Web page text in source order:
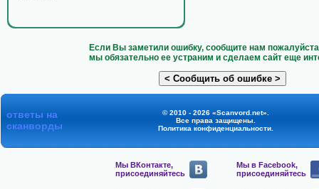
Если Вы заметили ошибку, сообщите нам
мы обязательно ее устраним и сделаем сайт еще
ответы на
сканворды
© 2010 - 2026 «Scanvord.net».
Все права защищены.
Политика конфиденциальности.
Мы ВКонтакте,
присоединяйтесь
Мы в Facebook,
присоединяйтесь